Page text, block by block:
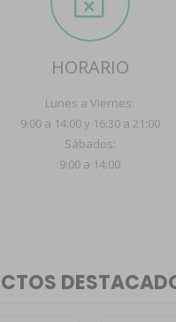
HORARIO
Lunes a Viernes:
9:00 a 14:00 y 16:30 a 21:00
Sábados:
9:00 a 14:00